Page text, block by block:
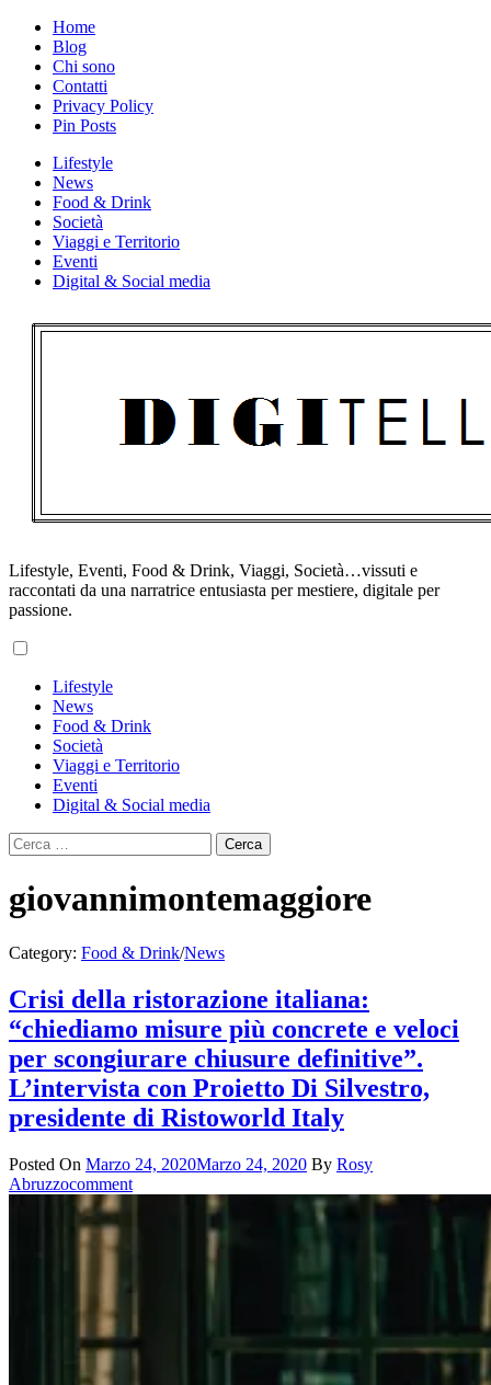
Skip
content
Home
Blog
Chi sono
Contatti
Privacy Policy
Pin Posts
Lifestyle
News
Food & Drink
Società
Viaggi e Territorio
Eventi
Digital & Social media
Lifestyle, Eventi, Food & Drink, Viaggi, Società…vissuti e
raccontati da una narratrice entusiasta per mestiere, digitale per
passione.
Menu
Lifestyle
News
Food & Drink
Società
Viaggi e Territorio
Eventi
Digital & Social media
Ricerca
per:
giovannimontemaggiore
Category: Food & Drink/News
Crisi della ristorazione italiana:
“chiediamo misure più concrete e veloci
per scongiurare chiusure definitive”.
L’intervista con Proietto Di Silvestro,
presidente di Ristoworld Italy
Posted On Marzo 24, 2020Marzo 24, 2020 By Rosy
Abruzzocomment